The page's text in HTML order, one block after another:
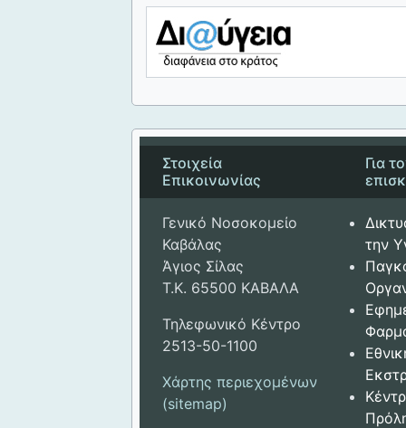
Στοιχεία
Επικοινωνίας
Γενικό Νοσοκομείο
Καβάλας
Άγιος Σίλας
Τ.Κ. 65500 ΚΑΒΑΛΑ
Τηλεφωνικό Κέντρο
2513-50-1100
Χάρτης περιεχομένων
(sitemap)
Για
την